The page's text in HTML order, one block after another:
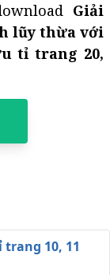
Giải
lũy thừa với
tỉ trang 20,
trang 10, 11